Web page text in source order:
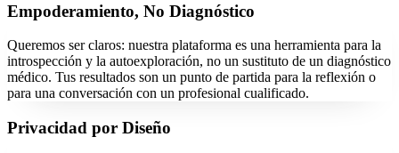
Empoderamiento, No Diagnóstico
Queremos ser claros: nuestra plataforma es una herramienta para la
introspección y la autoexploración, no un sustituto de un diagnóstico
médico. Tus resultados son un punto de partida para la reflexión o
para una conversación con un profesional cualificado.
Privacidad por Diseño